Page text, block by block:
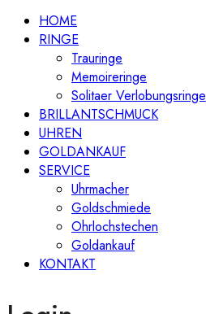
HOME
RINGE
Trauringe
Memoireringe
Solitaer Verlobungsringe
BRILLANTSCHMUCK
UHREN
GOLDANKAUF
SERVICE
Uhrmacher
Goldschmiede
Ohrlochstechen
Goldankauf
KONTAKT